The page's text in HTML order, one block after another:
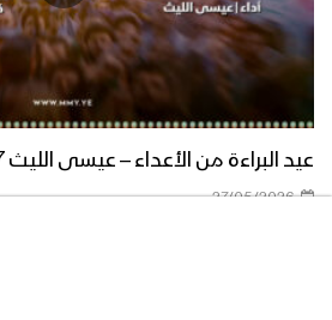
مونتاج زامل طبلة
مونتاج زامل مونة
عيد البراءة من الأعداء – عيسى الليث 1447هـ
27/05/2026